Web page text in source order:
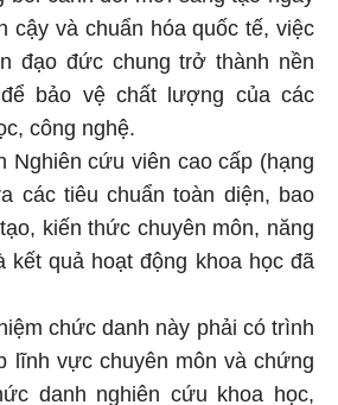
cậy và chuẩn hóa quốc tế, việc
đạo đức chung trở thành nền
bảo vệ chất lượng của các
công nghệ.
Nghiên cứu viên cao cấp (hạng
các tiêu chuẩn toàn diện, bao
kiến thức chuyên môn, năng
kết quả hoạt động khoa học đã
chức danh này phải có trình
lĩnh vực chuyên môn và chứng
danh nghiên cứu khoa học,